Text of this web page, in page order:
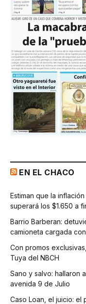
EN EL CHACO
Estiman que la
superará los $1.650 a
Barrio Barberan:
camioneta cargada
Con promos
Tuya del NBCH
Sano y salvo: hallaron
avenida 9 de Julio
Caso Loan, el juicio: